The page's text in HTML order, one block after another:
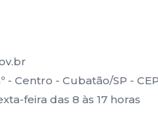
Centro - Cubatão/SP - CEP
feira das 8 às 17 horas